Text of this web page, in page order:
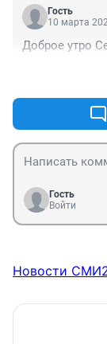
Гость
10 марта
Доброе утро
Гость
Войти
Новости